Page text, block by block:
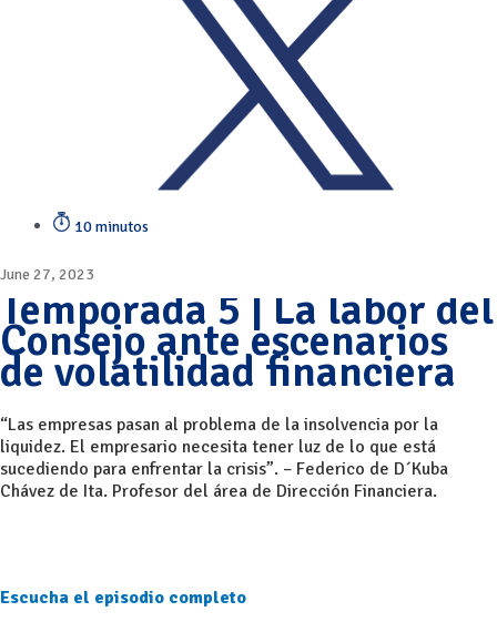
10 minutos
June 27, 2023
Temporada 5 | La labor del
Consejo ante escenarios
de volatilidad financiera
“Las empresas pasan al problema de la insolvencia por la
liquidez. El empresario necesita tener luz de lo que está
sucediendo para enfrentar la crisis”. – Federico de D´Kuba
Chávez de Ita. Profesor del área de Dirección Financiera.
Escucha el episodio completo